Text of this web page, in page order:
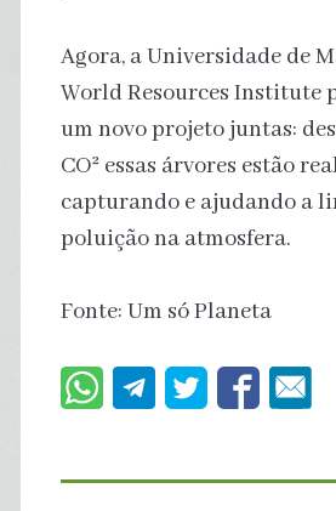
Agora, a Universidade de
World Resources Institute
um novo projeto juntas:
CO² essas árvores estão
capturando e ajudando a
poluição na atmosfera.
Fonte: Um só Planeta